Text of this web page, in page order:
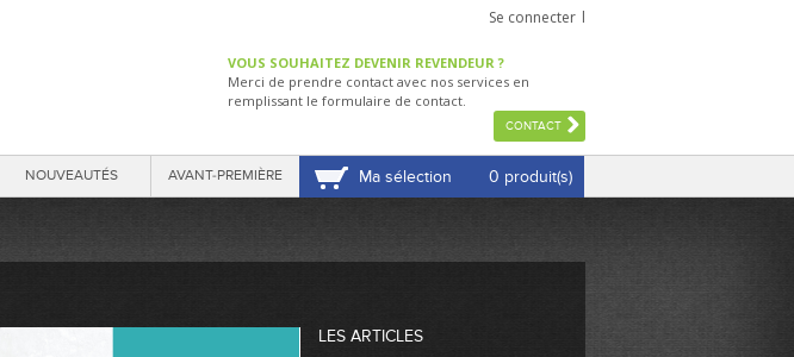
Se connecter
VOUS SOUHAITEZ DEVENIR REVENDEUR ?
Merci de prendre contact avec nos services en
remplissant le formulaire de contact.
CONTACT
NOUVEAUTÉS AVANT-PREMIÈRE Ma sélection 0 produit(s)
LES ARTICLES